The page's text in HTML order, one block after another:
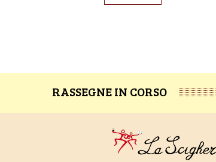
RASSEGNE IN CORSO